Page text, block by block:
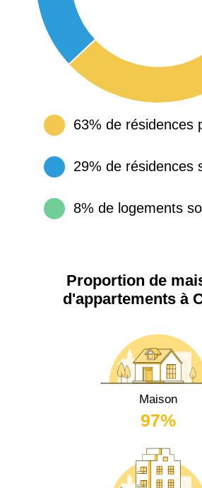
63% de résidences
29% de résidences
8% de logements
Proportion de
d'appartements à
Maison
97%